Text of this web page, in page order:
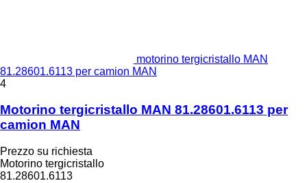
motorino tergicristallo MAN
81.28601.6113 per camion MAN
4
Motorino tergicristallo MAN 81.28601.6113 per
camion MAN
Prezzo su richiesta
Motorino tergicristallo
81.28601.6113